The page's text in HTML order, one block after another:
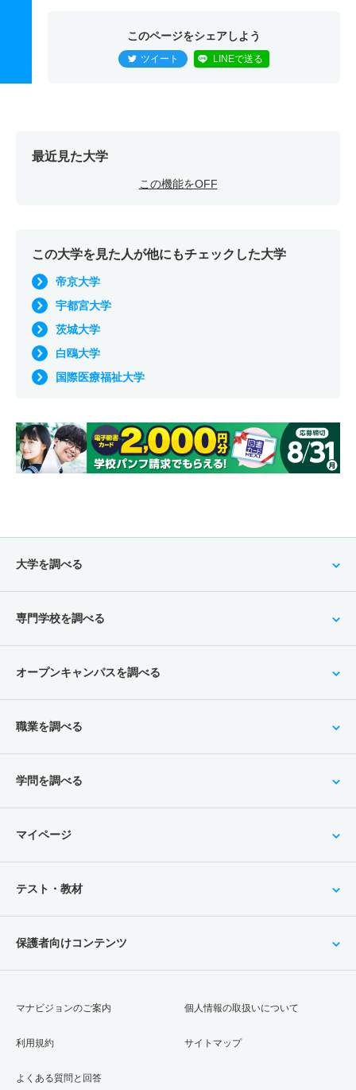
このページをシェアしよう
ツイート LINEで送る
最近見た大学
この機能をOFF
この大学を見た人が他にもチェックした大学
帝京大学
宇都宮大学
茨城大学
白鴎大学
国際医療福祉大学
大学を調べる
専門学校を調べる
オープンキャンパスを調べる
職業を調べる
学問を調べる
マイページ
テスト・教材
保護者向けコンテンツ
マナビジョンのご案内
利用規約
よくある質問と回答
個人情報の取扱いについて
サイトマップ